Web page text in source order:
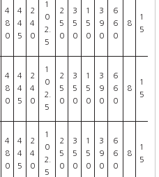
4
8
0
4
4
5
2
4
0
1
0
2.
5
2
5
0
3
5
0
1
5
0
3
9
0
6
6
0
8
1
5
4
8
0
4
4
5
2
4
0
1
0
2.
5
2
5
0
3
5
0
1
5
0
3
9
0
6
6
0
8
1
5
4
8
0
4
4
5
2
4
0
1
0
2.
5
2
5
0
3
5
0
1
5
0
3
9
0
6
6
0
8
1
5